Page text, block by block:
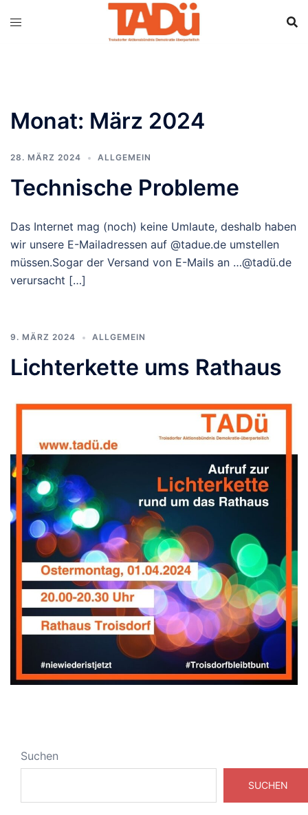
Monat: März 2024
28. MÄRZ 2024 ALLGEMEIN
Technische Probleme
Das Internet mag (noch) keine Umlaute, deshalb haben
wir unsere E-Mailadressen auf @tadue.de umstellen
müssen.Sogar der Versand von E-Mails an …@tadü.de
verursacht […]
9. MÄRZ 2024 ALLGEMEIN
Lichterkette ums Rathaus
Suchen
SUCHEN